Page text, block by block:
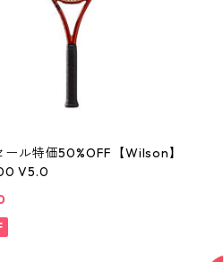
ール特価50%OFF【Wilson】
V5.0